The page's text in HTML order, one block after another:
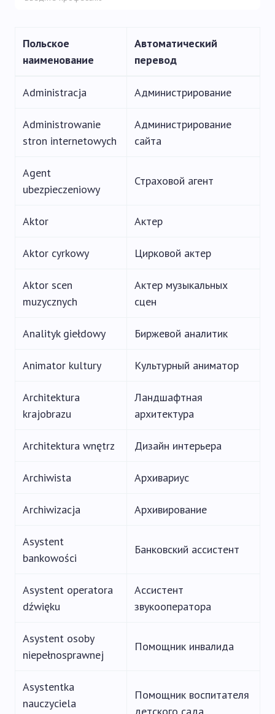
Польское
наименование
Автоматический
перевод
Administracja Администрирование
Administrowanie
stron internetowych
Администрирование
сайта
Agent
ubezpieczeniowy
Страховой агент
Aktor Актер
Aktor cyrkowy Цирковой актер
Aktor scen
muzycznych
Актер музыкальных
сцен
Analityk giełdowy Биржевой аналитик
Animator kultury Культурный аниматор
Architektura
krajobrazu
Ландшафтная
архитектура
Architektura wnętrz Дизайн интерьера
Archiwista Архивариус
Archiwizacja Архивирование
Asystent
bankowości
Банковский ассистент
Asystent operatora
dźwięku
Ассистент
звукооператора
Asystent osoby
niepełnosprawnej
Помощник инвалида
Asystentka
nauczyciela
Помощник воспитателя